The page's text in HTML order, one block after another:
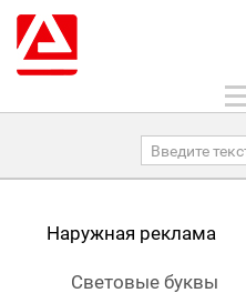
Наружная реклама
Световые буквы